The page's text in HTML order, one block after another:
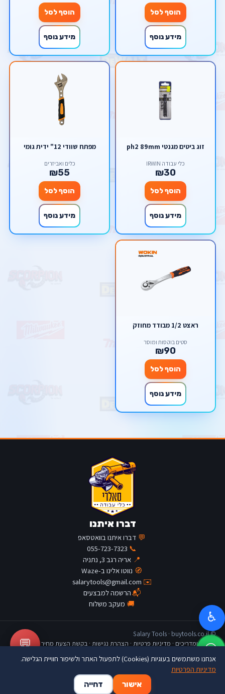
הוסף לסל
מידע נוסף
הוסף לסל
מידע נוסף
זוג ביטים מגנטי ph2 89mm
כלי עבודה IRWIN
₪30
הוסף לסל
מידע נוסף
מפתח שוודי 12" ידית גומי
כלים ואביזרים
₪55
הוסף לסל
מידע נוסף
ראצט 1/2 מבודד מחוזק
סטים בוקסות ומוסך
₪90
הוסף לסל
מידע נוסף
דברו איתנו
💬 דברו איתנו בוואטסאפ
📞
055-723-7323
📍 אריה רגב 3, נתניה
🧭 נווטו אלינו ב-Waze
✉️
salarytools@gmail.com
📬הרשמה למבצעים
🚚 מעקב משלוח
© Salary Tools · buytools.co.il
כתבות ומדריכים · מדיניות פרטיות · הצהרת נגישות · בקשת הצעת מחיר 💬
♿
🛒
אנחנו משתמשים בעוגיות (Cookies) לתפעול האתר ולשיפור חוויית הגלישה.
מדיניות הפרטיות
אישור
דחייה